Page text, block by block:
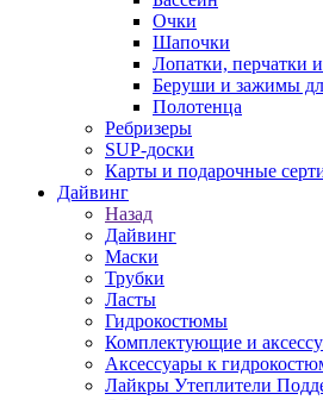
Очки
Шапочки
Лопатки, перчатки
Беруши и зажимы
Полотенца
Ребризеры
SUP-доски
Карты и подарочные
Дайвинг
Назад
Дайвинг
Маски
Трубки
Ласты
Гидрокостюмы
Комплектующие и
Аксессуары к
Лайкры Утеплители